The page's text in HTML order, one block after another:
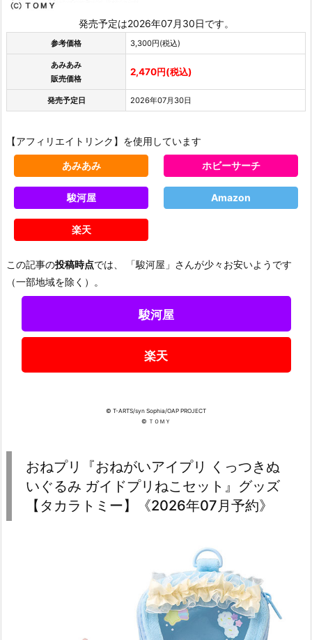
発売予定は2026年07月30日です。
参考価格 3,300円(税込)
あみあみ
販売価格
2,470円(税込)
発売予定日 2026年07月30日
【アフィリエイトリンク】を使用しています
あみあみ ホビーサーチ
駿河屋 Amazon
楽天
この記事の投稿時点では、 「駿河屋」さんが少々お安いようです
（一部地域を除く）。
駿河屋
楽天
© T-ARTS/syn Sophia/OAP PROJECT
© ＴＯＭＹ
おねプリ『おねがいアイプリ くっつきぬ
いぐるみ ガイドプリねこセット』グッズ
【タカラトミー】《2026年07月予約》